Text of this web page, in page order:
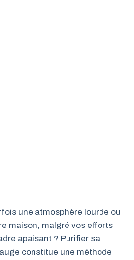
une atmosphère lourde ou
maison, malgré vos efforts
apaisant ? Purifier sa
constitue une méthode